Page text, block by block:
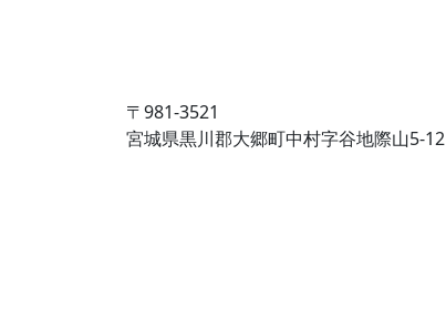
〒981-3521
宮城県黒川郡大郷町中村字谷地際山5-12